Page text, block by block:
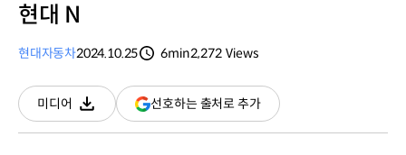
현대 N
현대자동차2024.10.25
6min2,272 Views
미디어
다운로드
선호하는 출처로 추가(새
창